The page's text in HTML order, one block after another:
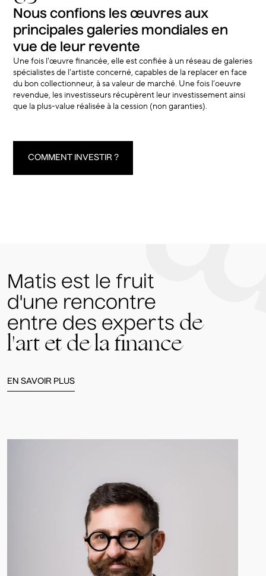
Nous confions les œuvres aux
principales galeries mondiales en
vue de leur revente
Une fois l'œuvre financée, elle est confiée à un réseau de galeries
spécialistes de l'artiste concerné, capables de la replacer en face
du bon collectionneur, à sa valeur de marché. Une fois l’oeuvre
revendue, les investisseurs récupèrent leur investissement ainsi
que la plus-value réalisée à la cession (non garanties).
COMMENT INVESTIR ?
Matis est le fruit
d'une rencontre
entre des experts de
l'art et de la finance
EN SAVOIR PLUS